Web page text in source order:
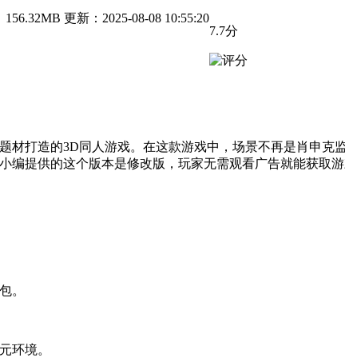
156.32MB 更新：2025-08-08 10:55:20
7.7分
材打造的3D同人游戏。在这款游戏中，场景不再是肖申
提供的这个版本是修改版，玩家无需观看广告就能获取
。
环境。